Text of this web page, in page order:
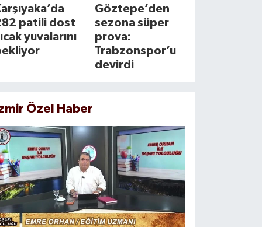
patili dost
yuvalarını
Göztepe’den
sezona süper
prova:
Trabzonspor’u
devirdi
Özel Haber